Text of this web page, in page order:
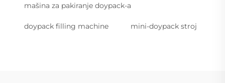
mašina za pakiranje doypack-a
doypack filling machine mini-doypack stroj